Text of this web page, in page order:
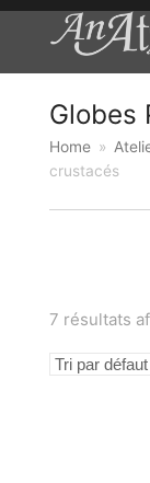
Globes
Home »
crustacés
7 résultats